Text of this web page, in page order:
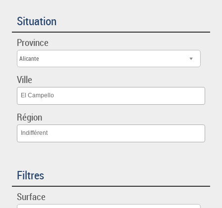
Situation
Province
Alicante
Ville
El Campello
Région
Indifférent
Filtres
Surface